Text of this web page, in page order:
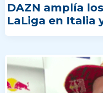
DAZN amplía
LaLiga en Italia